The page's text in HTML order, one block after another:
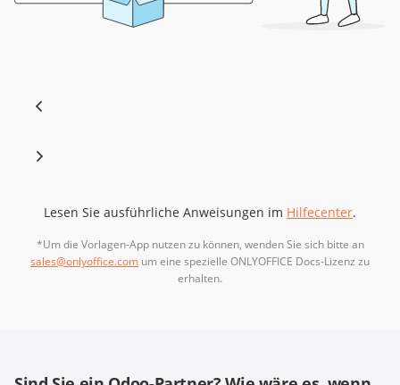
Lesen Sie ausführliche Anweisungen im Hilfecenter.
*Um die Vorlagen-App nutzen zu können, wenden Sie sich bitte an
sales@onlyoffice.com um eine spezielle ONLYOFFICE Docs-Lizenz zu
erhalten.